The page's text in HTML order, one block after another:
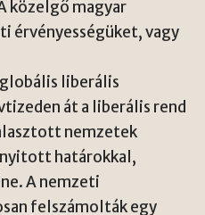
közelgő magyar
érvényességüket, vagy
liberális
át a liberális rend
nemzetek
határokkal,
A nemzeti
felszámolták egy